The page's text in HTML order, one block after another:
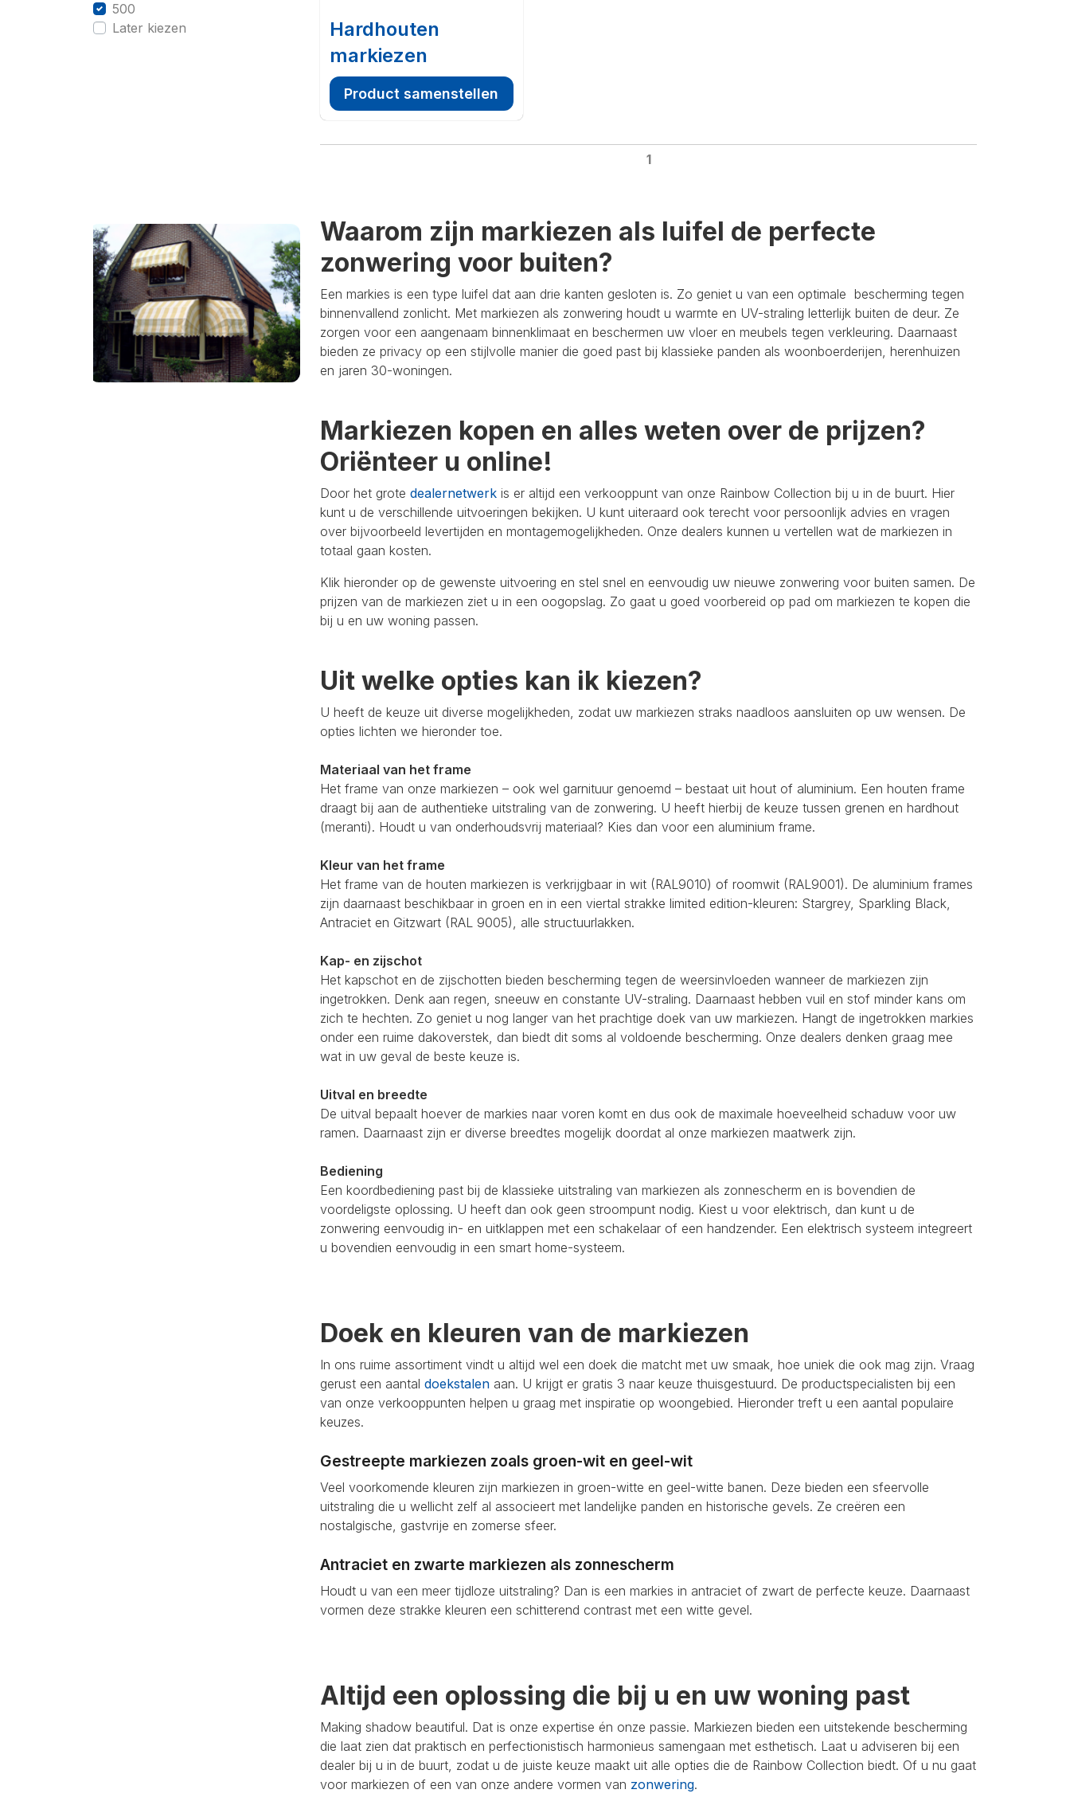
500
Later kiezen
Hardhouten
markiezen
Product samenstellen
1
Waarom zijn markiezen als luifel de perfecte
zonwering voor buiten?
Een markies is een type luifel dat aan drie kanten gesloten is. Zo geniet u van een optimale bescherming tegen
binnenvallend zonlicht. Met markiezen als zonwering houdt u warmte en UV-straling letterlijk buiten de deur. Ze
zorgen voor een aangenaam binnenklimaat en beschermen uw vloer en meubels tegen verkleuring. Daarnaast
bieden ze privacy op een stijlvolle manier die goed past bij klassieke panden als woonboerderijen, herenhuizen
en jaren 30-woningen.
Markiezen kopen en alles weten over de prijzen?
Oriënteer u online!
Door het grote dealernetwerk is er altijd een verkooppunt van onze Rainbow Collection bij u in de buurt. Hier
kunt u de verschillende uitvoeringen bekijken. U kunt uiteraard ook terecht voor persoonlijk advies en vragen
over bijvoorbeeld levertijden en montagemogelijkheden. Onze dealers kunnen u vertellen wat de markiezen in
totaal gaan kosten.
Klik hieronder op de gewenste uitvoering en stel snel en eenvoudig uw nieuwe zonwering voor buiten samen. De
prijzen van de markiezen ziet u in een oogopslag. Zo gaat u goed voorbereid op pad om markiezen te kopen die
bij u en uw woning passen.
Uit welke opties kan ik kiezen?
U heeft de keuze uit diverse mogelijkheden, zodat uw markiezen straks naadloos aansluiten op uw wensen. De
opties lichten we hieronder toe.
Materiaal van het frame
Het frame van onze markiezen – ook wel garnituur genoemd – bestaat uit hout of aluminium. Een houten frame
draagt bij aan de authentieke uitstraling van de zonwering. U heeft hierbij de keuze tussen grenen en hardhout
(meranti). Houdt u van onderhoudsvrij materiaal? Kies dan voor een aluminium frame.
Kleur van het frame
Het frame van de houten markiezen is verkrijgbaar in wit (RAL9010) of roomwit (RAL9001). De aluminium frames
zijn daarnaast beschikbaar in groen en in een viertal strakke limited edition-kleuren: Stargrey, Sparkling Black,
Antraciet en Gitzwart (RAL 9005), alle structuurlakken.
Kap- en zijschot
Het kapschot en de zijschotten bieden bescherming tegen de weersinvloeden wanneer de markiezen zijn
ingetrokken. Denk aan regen, sneeuw en constante UV-straling. Daarnaast hebben vuil en stof minder kans om
zich te hechten. Zo geniet u nog langer van het prachtige doek van uw markiezen. Hangt de ingetrokken markies
onder een ruime dakoverstek, dan biedt dit soms al voldoende bescherming. Onze dealers denken graag mee
wat in uw geval de beste keuze is.
Uitval en breedte
De uitval bepaalt hoever de markies naar voren komt en dus ook de maximale hoeveelheid schaduw voor uw
ramen. Daarnaast zijn er diverse breedtes mogelijk doordat al onze markiezen maatwerk zijn.
Bediening
Een koordbediening past bij de klassieke uitstraling van markiezen als zonnescherm en is bovendien de
voordeligste oplossing. U heeft dan ook geen stroompunt nodig. Kiest u voor elektrisch, dan kunt u de
zonwering eenvoudig in- en uitklappen met een schakelaar of een handzender. Een elektrisch systeem integreert
u bovendien eenvoudig in een smart home-systeem.
Doek en kleuren van de markiezen
In ons ruime assortiment vindt u altijd wel een doek die matcht met uw smaak, hoe uniek die ook mag zijn. Vraag
gerust een aantal doekstalen aan. U krijgt er gratis 3 naar keuze thuisgestuurd. De productspecialisten bij een
van onze verkooppunten helpen u graag met inspiratie op woongebied. Hieronder treft u een aantal populaire
keuzes.
Gestreepte markiezen zoals groen-wit en geel-wit
Veel voorkomende kleuren zijn markiezen in groen-witte en geel-witte banen. Deze bieden een sfeervolle
uitstraling die u wellicht zelf al associeert met landelijke panden en historische gevels. Ze creëren een
nostalgische, gastvrije en zomerse sfeer.
Antraciet en zwarte markiezen als zonnescherm
Houdt u van een meer tijdloze uitstraling? Dan is een markies in antraciet of zwart de perfecte keuze. Daarnaast
vormen deze strakke kleuren een schitterend contrast met een witte gevel.
Altijd een oplossing die bij u en uw woning past
Making shadow beautiful. Dat is onze expertise én onze passie. Markiezen bieden een uitstekende bescherming
die laat zien dat praktisch en perfectionistisch harmonieus samengaan met esthetisch. Laat u adviseren bij een
dealer bij u in de buurt, zodat u de juiste keuze maakt uit alle opties die de Rainbow Collection biedt. Of u nu gaat
voor markiezen of een van onze andere vormen van zonwering.